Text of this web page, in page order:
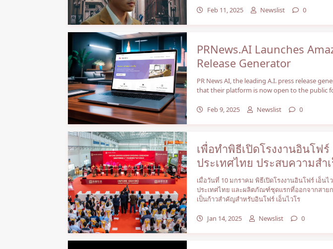
Feb 11, 2025 Newslist 0
PRNews.AI Launches
Release Generator
PR News AI, the leading A.I. press release
that their platform is now open to the public
Feb 9, 2025 Newslist 0
เพื่อทำพิธีเปิดโรงงานอินโฟร์
ประเทศไทย ประสบความสำ
เมื่อวันที่ 10 มกราคม พิธีเปิดโรงงานอินโฟร์ เอ็นไว
ประเทศไทย และผลิตภัณฑ์ชุดแรกที่ออกจากสาย
เป็นก้าวสําคัญสําหรับอินโฟร์ เอ็นไวโร
Jan 14, 2025 Newslist 0